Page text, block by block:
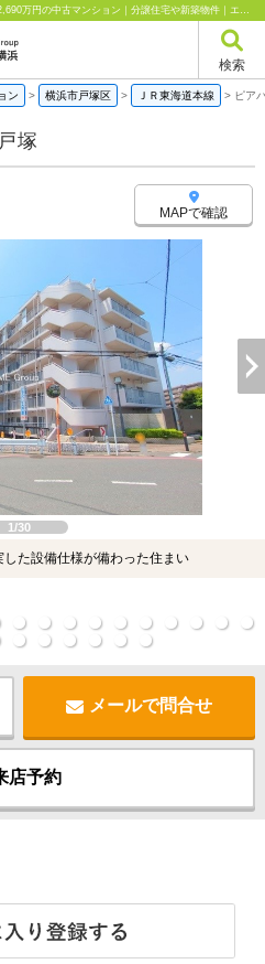
ピアパレス戸塚 神奈川県横浜市戸塚区秋葉町 ｜2,690万円の中古マンション｜分譲住宅や新築物件｜エムイーPLUS横浜
検索
ン > 横浜市戸塚区 > ＪＲ東海道本線 > ピア
塚
MAPで確認
1/30
た設備仕様が備わった住まい
メールで問合せ
店予約